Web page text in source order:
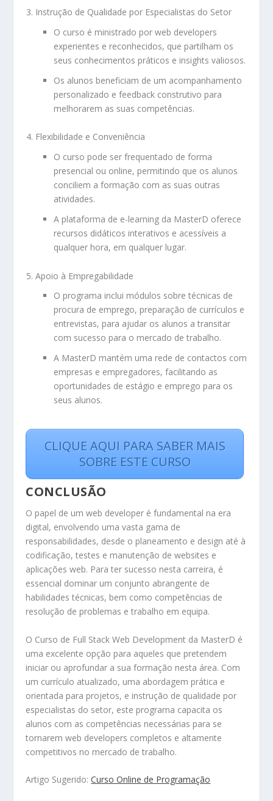
Instrução de Qualidade por Especialistas do Setor
O curso é ministrado por web developers
experientes e reconhecidos, que partilham os
seus conhecimentos práticos e insights valiosos.
Os alunos beneficiam de um acompanhamento
personalizado e feedback construtivo para
melhorarem as suas competências.
Flexibilidade e Conveniência
O curso pode ser frequentado de forma
presencial ou online, permitindo que os alunos
conciliem a formação com as suas outras
atividades.
A plataforma de e-learning da MasterD oferece
recursos didáticos interativos e acessíveis a
qualquer hora, em qualquer lugar.
Apoio à Empregabilidade
O programa inclui módulos sobre técnicas de
procura de emprego, preparação de currículos e
entrevistas, para ajudar os alunos a transitar
com sucesso para o mercado de trabalho.
A MasterD mantém uma rede de contactos com
empresas e empregadores, facilitando as
oportunidades de estágio e emprego para os
seus alunos.
CLIQUE AQUI PARA SABER MAIS
SOBRE ESTE CURSO
CONCLUSÃO
O papel de um web developer é fundamental na era
digital, envolvendo uma vasta gama de
responsabilidades, desde o planeamento e design até à
codificação, testes e manutenção de websites e
aplicações web. Para ter sucesso nesta carreira, é
essencial dominar um conjunto abrangente de
habilidades técnicas, bem como competências de
resolução de problemas e trabalho em equipa.
O Curso de Full Stack Web Development da MasterD é
uma excelente opção para aqueles que pretendem
iniciar ou aprofundar a sua formação nesta área. Com
um currículo atualizado, uma abordagem prática e
orientada para projetos, e instrução de qualidade por
especialistas do setor, este programa capacita os
alunos com as competências necessárias para se
tornarem web developers completos e altamente
competitivos no mercado de trabalho.
Artigo Sugerido:Curso Online de Programação